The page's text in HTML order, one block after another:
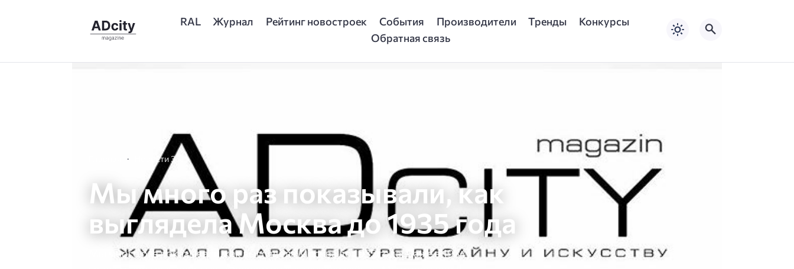
RAL Журнал Рейтинг новостроек События Производители Тренды
Конкурсы
Обратная связь
Новости 38
Мы много раз показывали, как
выглядела Москва до 1935 года
Мы много раз показывали, как выглядела Москва до 1935 года. Даже в 1934